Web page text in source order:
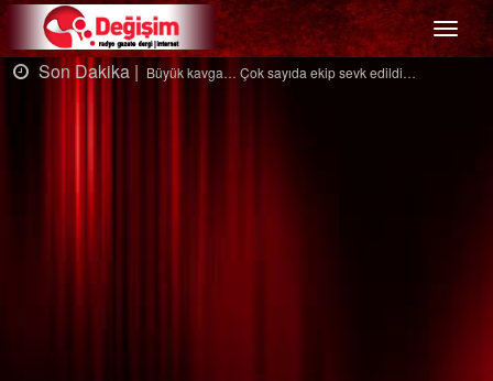
Menü
sevk edildi… Son Dakika |Ağaçtan düştü…